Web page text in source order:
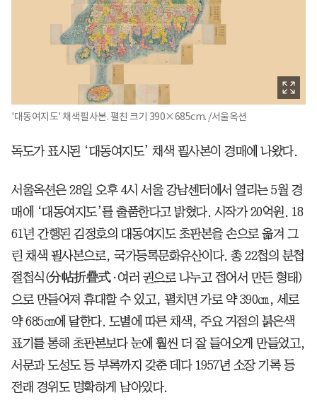
'대동여지도' 채색필사본. 펼친 크기 390×685cm. /서울옥션
독도가 표시된 ‘대동여지도’ 채색 필사본이 경매에 나왔다.
서울옥션은 28일 오후 4시 서울 강남센터에서 열리는 5월 경
매에 ‘대동여지도’를 출품한다고 밝혔다. 시작가 20억원. 18
61년 간행된 김정호의 대동여지도 초판본을 손으로 옮겨 그
린 채색 필사본으로, 국가등록문화유산이다. 총 22첩의 분첩
절첩식(分帖折疊式·여러 권으로 나누고 접어서 만든 형태)
으로 만들어져 휴대할 수 있고, 펼치면 가로 약 390㎝, 세로
약 685㎝에 달한다. 도별에 따른 채색, 주요 거점의 붉은색
표기를 통해 초판본보다 눈에 훨씬 더 잘 들어오게 만들었고,
서문과 도성도 등 부록까지 갖춘 데다 1957년 소장 기록 등
전래 경위도 명확하게 남아있다.